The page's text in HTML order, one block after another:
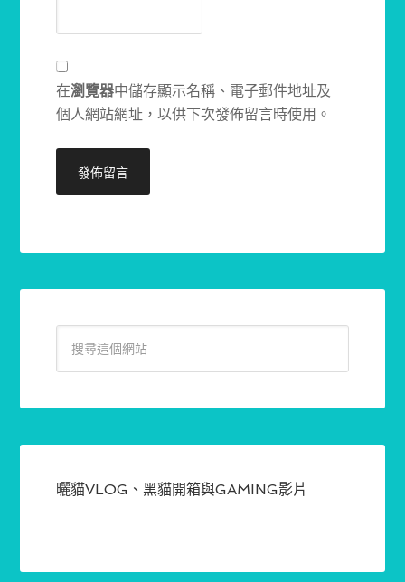
在瀏覽器中儲存顯示名稱、電子郵件地址及
個人網站網址，以供下次發佈留言時使用。
曬貓VLOG、黑貓開箱與GAMING影片